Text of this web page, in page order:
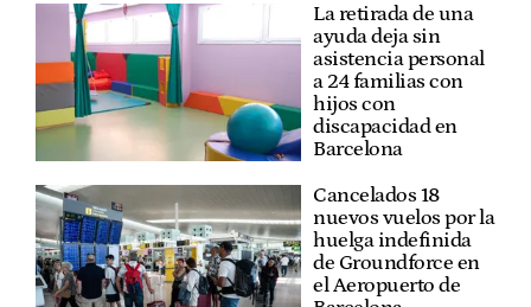
La retirada de una
ayuda deja sin
asistencia personal
a 24 familias con
hijos con
discapacidad en
Barcelona
Cancelados 18
nuevos vuelos por la
huelga indefinida
de Groundforce en
el Aeropuerto de